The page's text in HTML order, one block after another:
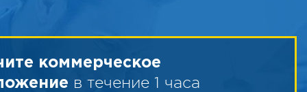
коммерческое
в течение 1 часа